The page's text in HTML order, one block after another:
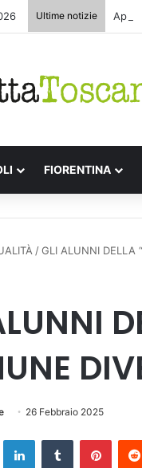
Ultime notizie
FIORENTINA
/GLI ALUNNI DELLA
26 Febbraio 2025